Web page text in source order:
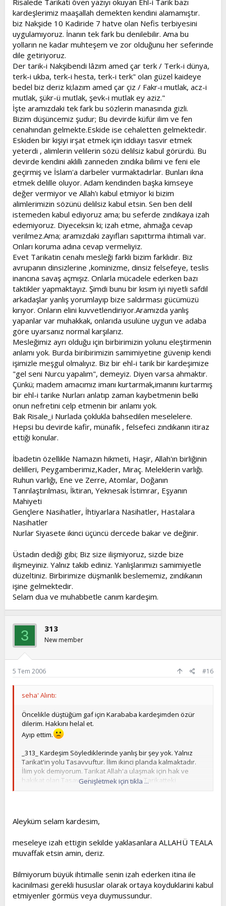
Risalede Tarikati öven yazıyı okuyan Ehl-i Tarik bazı
kardeşlerimiz maaşallah demekten kendini alamamıştır.
biz Nakşide 10 Kadiride 7 hatve olan Nefis terbiyesini
uygulamıyoruz. İnanın tek fark bu denilebilir. Ama bu
yolların ne kadar muhteşem ve zor olduğunu her seferinde
dile getiriyoruz.
Der tarik-i Nakşibendi lâzım amed çar terk / Terk-i dünya,
terk-i ukba, terk-i hesta, terk-i terk" olan güzel kaideye
bedel biz deriz ki;lazım amed çar çiz / Fakr-ı mutlak, acz-i
mutlak, şükr-ü mutlak, şevk-i mutlak ey aziz."
İşte aramızdaki tek fark bu sözlerin manasında gizli.
Bizim düşüncemiz şudur; Bu devirde küfür ilim ve fen
cenahından gelmekte.Eskide ise cehaletten gelmektedir.
Eskiden bir kişiyi irşat etmek için iddiayı tasvir etmek
yeterdi , alimlerin velilerin sözü delilsiz kabul görürdü. Bu
devirde kendini aklıllı zanneden zındıka bilimi ve feni ele
geçirmiş ve İslam'a darbeler vurmaktadırlar. Bunları ikna
etmek delille oluyor. Adam kendinden başka kimseye
değer vermiyor ve Allah'ı kabul etmiyor ki bizim
alimlerimizin sözünü delilsiz kabul etsin. Sen ben delil
istemeden kabul ediyoruz ama; bu seferde zındıkaya izah
edemiyoruz. Diyeceksin ki; izah etme, ahmağa cevap
verilmez.Ama; aramızdaki zayıfları sapıttırma ihtimali var.
Onları koruma adına cevap vermeliyiz.
Evet Tarikatin cenahı mesleği farklı bizim farklıdır. Biz
avrupanın dinsizlerine ,kominizme, dinsiz felsefeye, teslis
inancına savaş açmışız. Onlarla mücadele ederken bazı
taktikler yapmaktayız. Şimdi bunu bir kısım iyi niyetli safdil
arkadaşlar yanlış yorumlayıp bize saldırması gücümüzü
kırıyor. Onların elini kuvvetlendiriyor.Aramızda yanlış
yapanlar var muhakkak, onlarıda usulüne uygun ve adaba
göre uyarsanız normal karşılarız.
Mesleğimiz ayrı olduğu için birbirimizin yolunu eleştirmenin
anlamı yok. Burda biribirimizin samimiyetine güvenip kendi
işimizle meşgul olmalıyız. Biz bir ehl-i tarik bir kardeşimize
"gel seni Nurcu yapalım", demeyiz. Diyen varsa ahmaktır.
Çünkü; madem amacımız imanı kurtarmak,imanını kurtarmış
bir ehl-i tarike Nurları anlatıp zaman kaybetmenin belki
onun nefretini celp etmenin bir anlamı yok.
Bak Risale_i Nurlada çoklukla bahsedilen meselelere.
Hepsi bu devirde kafir, münafık , felsefeci zındıkanın itiraz
ettiği konular.
İbadetin özellikle Namazın hikmeti, Haşir, Allah'ın birliğinin
delilleri, Peygamberimiz,Kader, Miraç. Meleklerin varlığı.
Ruhun varlığı, Ene ve Zerre, Atomlar, Doğanın
Tanrılaştırılması, İktiran, Yeknesak İstimrar, Eşyanın
Mahiyeti
Gençlere Nasihatler, İhtiyarlara Nasihatler, Hastalara
Nasihatler
Nurlar Siyasete ikinci üçüncü dercede bakar ve değinir.
Üstadın dediği gibi; Biz size ilişmiyoruz, sizde bize
ilişmeyiniz. Yalnız takib ediniz. Yanlışlarımızı samimiyetle
düzeltiniz. Birbirimize düşmanlık beslememiz, zındıkanın
işine gelmektedir.
Selam dua ve muhabbetle canım kardeşim.
3 313
New member
5 Tem 2006 #16
seha' Alıntı:
Öncelikle düştüğüm gaf için Karababa kardeşimden özür
dilerim. Hakkını helal et.
Ayıp ettim.
_313_ Kardeşim Söylediklerinde yanlış bir şey yok. Yalnız
Tarikat'in yolu Tasavvuftur. İlim ikinci planda kalmaktadır.
İlim yok demiyorum. Tarikat Allah'a ulaşmak için hak ve
hakikat olan Tasavvuf yolunu seçmiştir. Tarikatteki
Risalede Tarikati öven yazıyı okuyan Ehl-i Tarik bazı
biz Nakşide 10 Kadiride 7 hatve olan Nefis terbiyesini
uygulamıyoruz. İnanın tek fark bu denilebilir. Ama bu
dile getiriyoruz.
Der tarik-i Nakşibendi lâzım amed çar terk / Terk-i dünya,
terk-i ukba, terk-i hesta, terk-i terk" olan güzel kaideye
bedel biz deriz ki;lazım amed çar çiz / Fakr-ı mutlak, acz-i
Genişletmek için tıkla ...
Aleyküm selam kardesim,
meseleye izah ettigin sekilde yaklasanlara ALLAHÜ TEALA
muvaffak etsin amin, deriz.
Bilmiyorum büyük ihtimalle senin izah ederken itina ile
kacinilmasi gerekli hususlar olarak ortaya koyduklarini kabul
etmiyenler görmüs veya duymussundur.